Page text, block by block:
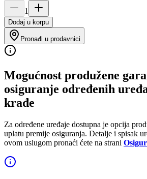
1
Dodaj u korpu
Pronađi u prodavnici
Mogućnost produžene
osiguranje određenih
krađe
Za određene uređaje dostupna je opcija
uplatu premije osiguranja. Detalje i spisak
ovom uslugom pronaći ćete na strani